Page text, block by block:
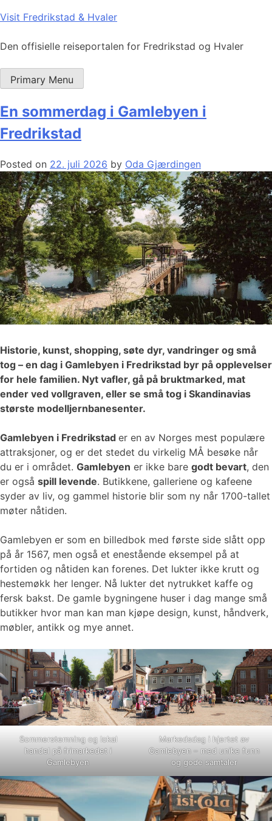
Skip
content
Visit Fredrikstad & Hvaler
Den offisielle reiseportalen for Fredrikstad og Hvaler
Primary Menu
En sommerdag i Gamlebyen i
Fredrikstad
Posted on 22. juli 2026 by Oda Gjærdingen
Historie, kunst, shopping, søte dyr, vandringer og små
tog – en dag i Gamlebyen i Fredrikstad byr på opplevelser
for hele familien. Nyt vafler, gå på bruktmarked, mat
ender ved vollgraven, eller se små tog i Skandinavias
største modelljernbanesenter.
Gamlebyen i Fredrikstad er en av Norges mest populære
attraksjoner, og er det stedet du virkelig MÅ besøke når
du er i området. Gamlebyen er ikke bare godt bevart, den
er også spill levende. Butikkene, galleriene og kafeene
syder av liv, og gammel historie blir som ny når 1700-tallet
møter nåtiden.
Gamlebyen er som en billedbok med første side slått opp
på år 1567, men også et enestående eksempel på at
fortiden og nåtiden kan forenes. Det lukter ikke krutt og
hestemøkk her lenger. Nå lukter det nytrukket kaffe og
fersk bakst. De gamle bygningene huser i dag mange små
butikker hvor man kan man kjøpe design, kunst, håndverk,
møbler, antikk og mye annet.
Sommerstemning og lokal
handel på frimarkedet i
Gamlebyen
Markedsdag i hjertet av
Gamlebyen – med unike funn
og gode samtaler